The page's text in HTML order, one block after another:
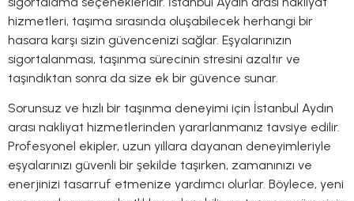
hizmetleri, taşıma sırasında oluşabilecek herhangi bir
hasara karşı sizin güvencenizi sağlar. Eşyalarınızın
sigortalanması, taşınma sürecinin stresini azaltır ve
taşındıktan sonra da size ek bir güvence sunar.
Sorunsuz ve hızlı bir taşınma deneyimi için İstanbul Aydın
arası nakliyat hizmetlerinden yararlanmanız tavsiye edilir.
Profesyonel ekipler, uzun yıllara dayanan deneyimleriyle
eşyalarınızı güvenli bir şekilde taşırken, zamanınızı ve
enerjinizi tasarruf etmenize yardımcı olurlar. Böylece, yeni